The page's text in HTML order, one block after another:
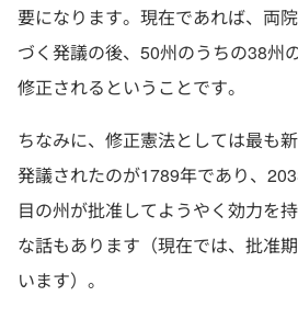
要になります。現在であれば、両
づく発議の後、50州のうちの38州
修正されるということです。
ちなみに、修正憲法としては最も
発議されたのが1789年であり、
目の州が批准してようやく効力を
な話もあります（現在では、批准
います）。